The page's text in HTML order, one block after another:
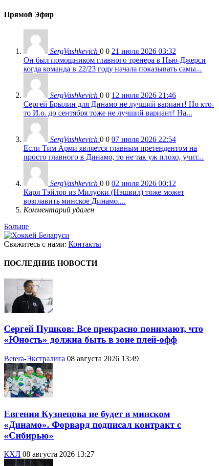
Прямой Эфир
SergVashkevich 0 0 21 июля 2026 03:32
Он был помощником главного тренера в Нью-Джерси
когда команда в 22/23 году начала показывать самы...
SergVashkevich 0 0 12 июля 2026 21:46
Сергей Брылин для Динамо не лучший вариант! Но кто-
то И.о. до сентября тоже не лучший вариант! На...
SergVashkevich 0 0 07 июля 2026 22:54
Если Тим Арми является главным претендентом на
просто главного в Динамо, то не так уж плохо, учит...
SergVashkevich 0 0 02 июля 2026 00:12
Карл Тэйлор из Милуоки (Нэшвил) тоже может
возглавить минское Динамо....
Комментарий удален
Больше
Свяжитесь с нами: Контакты
ПОСЛЕДНИЕ НОВОСТИ
Сергей Пушков: Все прекрасно понимают, что
«Юность» должна быть в зоне плей-офф
Betera-Экстралига 08 августа 2026 13:49
Евгения Кузнецова не будет в минском
«Динамо». Форвард подписал контракт с
«Сибирью»
КХЛ 08 августа 2026 13:27